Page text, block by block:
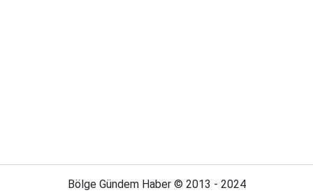
Bölge Gündem Haber © 2013 - 2024